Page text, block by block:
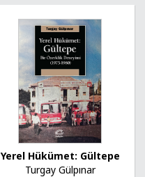
Yerel Hükümet: Gültepe
Turgay Gülpınar